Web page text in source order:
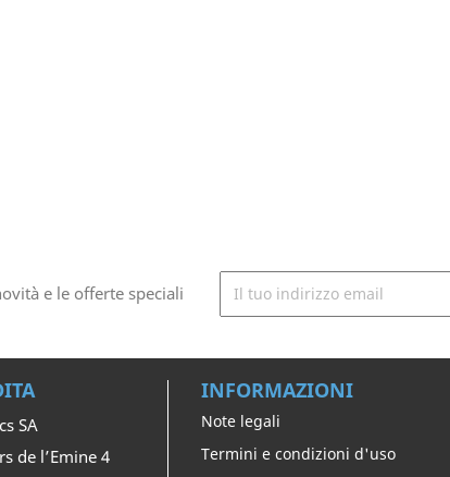
e le offerte speciali
SA
de l’Emine 4
INFORMAZIONI
Note legali
Termini e condizioni d'uso